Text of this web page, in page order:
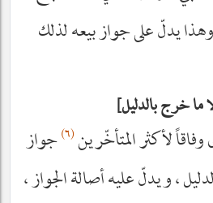
يدلّ على جواز بيعه لذلك
ما خرج بالدليل
لأكثر المتأخّرين(٦) جواز
، ويدلّ عليه أصالة الجواز ،